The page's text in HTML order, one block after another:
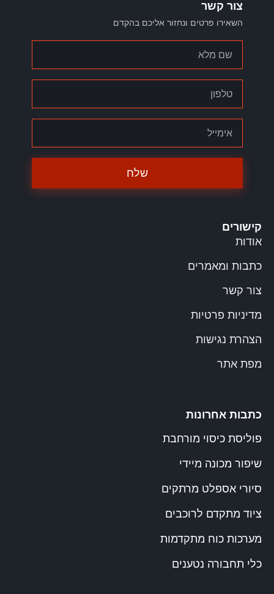
צור קשר
השאירו פרטים ונחזור אליכם בהקדם
שלח
קישורים
אודות
כתבות ומאמרים
צור קשר
מדיניות פרטיות
הצהרת נגישות
מפת אתר
כתבות אחרונות
פוליסת כיסוי מורחבת
שיפור מכונה מיידי
סיורי אספלט מרתקים
ציוד מתקדם לרוכבים
מערכות כוח מתקדמות
כלי תחבורה נטענים